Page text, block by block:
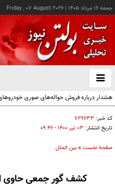
جمعه ۱۶ مرداد ۱۴۰۵ |
Friday , 07 August 2026
باز
و
کد خبر: ۷۲۹۶۳۳
تاریخ انتشار: ۰۳ تير ۱۴۰۰ - ۰۹:۴۶
صفحه نخست »بین الملل
کشف گور جمعی حاوی